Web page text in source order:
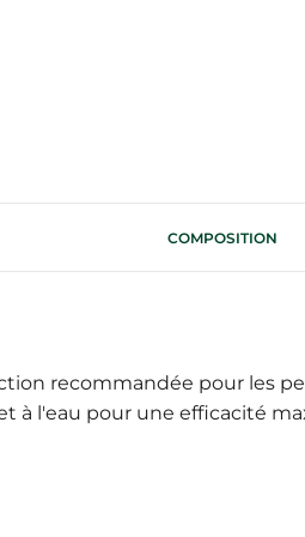
COMPOSITION
recommandée pour les
à l'eau pour une efficacité